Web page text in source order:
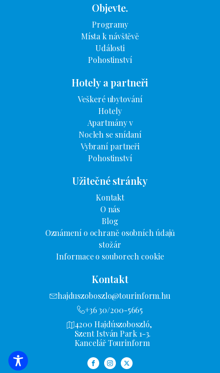
Objevte.
Programy
Místa k návštěvě
Události
Pohostinství
Hotely a partneři
Veškeré ubytování
Hotely
Apartmány v
Nocleh se snídaní
Vybraní partneři
Pohostinství
Užitečné stránky
Kontakt
O nás
Blog
Oznámení o ochraně osobních údajů
stožár
Informace o souborech cookie
Kontakt
hajduszoboszlo@tourinform.hu
+36 30/200-5665
4200 Hajdúszoboszló,
Szent István Park 1-3.
Kancelář Tourinform